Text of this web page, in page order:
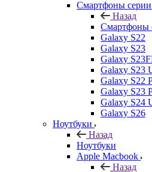
Смартфоны серии
Назад
Смартфоны
Galaxy S22
Galaxy S23
Galaxy
Galaxy S23
Galaxy S22
Galaxy S23
Galaxy S24
Galaxy S26
Ноутбуки
Назад
Ноутбуки
Apple Macbook
Назад